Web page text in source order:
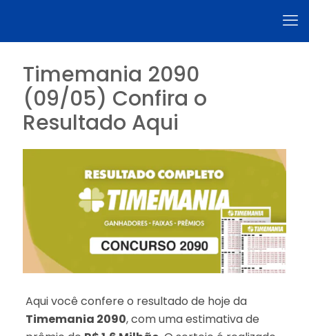
Timemania 2090
(09/05) Confira o
Resultado Aqui
Aqui você confere o resultado de hoje da
Timemania 2090, com uma estimativa de